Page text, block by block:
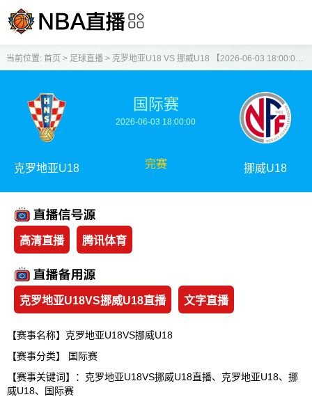
当前位置: 首页 > 足球直播> 克罗地亚U18 VS 挪威U18 【2026-06-03 18:00:00】
克罗地亚U18
国际赛
2026-06-03 18:00:00
完赛 挪威U18
高清直播 腾讯体育
克罗地亚U18VS挪威U18直播 文字直播
【赛事名称】克罗地亚U18VS挪威U18
【赛事分类】
国际赛
【赛事关键词】：克罗地亚U18VS挪威U18直播、克罗地亚U18、挪
威U18、国际赛